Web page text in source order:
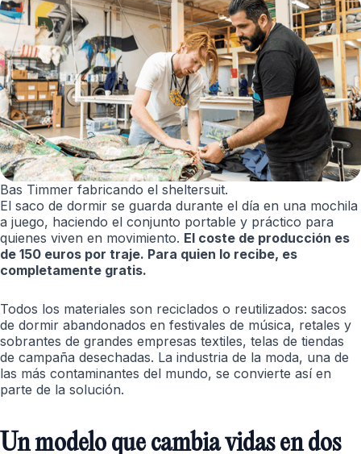
Bas Timmer fabricando el sheltersuit.
El saco de dormir se guarda durante el día en una mochila
a juego, haciendo el conjunto portable y práctico para
quienes viven en movimiento. El coste de producción es
de 150 euros por traje. Para quien lo recibe, es
completamente gratis.
Todos los materiales son reciclados o reutilizados: sacos
de dormir abandonados en festivales de música, retales y
sobrantes de grandes empresas textiles, telas de tiendas
de campaña desechadas. La industria de la moda, una de
las más contaminantes del mundo, se convierte así en
parte de la solución.
Un modelo que cambia vidas en dos